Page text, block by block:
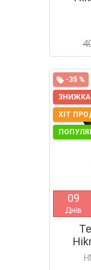
-35 %
ЗНИЖКА
ХІТ
09
Днів